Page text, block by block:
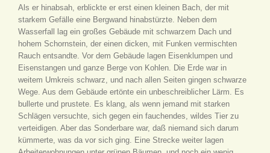
Als er hinabsah, erblickte er erst einen kleinen Bach, der mit
starkem Gefälle eine Bergwand hinabstürzte. Neben dem
Wasserfall lag ein großes Gebäude mit schwarzem Dach und
hohem Schornstein, der einen dicken, mit Funken vermischten
Rauch entsandte. Vor dem Gebäude lagen Eisenklumpen und
Eisenstangen und ganze Berge von Kohlen. Die Erde war in
weitem Umkreis schwarz, und nach allen Seiten gingen schwarze
Wege. Aus dem Gebäude ertönte ein unbeschreiblicher Lärm. Es
bullerte und prustete. Es klang, als wenn jemand mit starken
Schlägen versuchte, sich gegen ein fauchendes, wildes Tier zu
verteidigen. Aber das Sonderbare war, daß niemand sich darum
kümmerte, was da vor sich ging. Eine Strecke weiter lagen